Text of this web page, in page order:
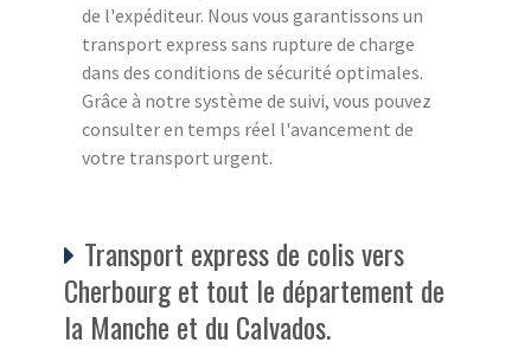
de l'expéditeur. Nous vous garantissons un
transport express sans rupture de charge
dans des conditions de sécurité optimales.
Grâce à notre système de suivi, vous pouvez
consulter en temps réel l'avancement de
votre transport urgent.
Transport express de colis vers
Cherbourg et tout le département de
la Manche et du Calvados.